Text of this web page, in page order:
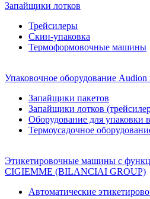
Запайщики лотков
Трейсилеры
Скин-упаковка
Термоформовочные машины
Упаковочное оборудование
Запайщики пакетов
Запайщики лотков
Оборудование для упаковки
Термоусадочное
Этикетировочные машины с
CIGIEMME (BILANCIAI GROUP)
Автоматические